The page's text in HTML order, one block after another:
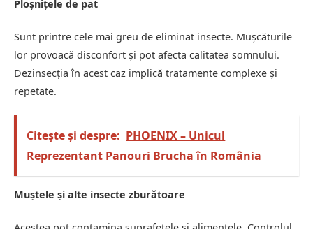
Ploșnițele de pat
Sunt printre cele mai greu de eliminat insecte. Mușcăturile
lor provoacă disconfort și pot afecta calitatea somnului.
Dezinsecția în acest caz implică tratamente complexe și
repetate.
Citește și despre: PHOENIX – Unicul
Reprezentant Panouri Brucha în România
Muștele și alte insecte zburătoare